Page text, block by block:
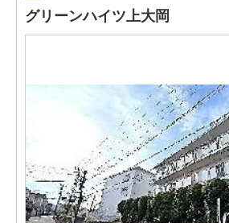
グリーンハイツ上大岡